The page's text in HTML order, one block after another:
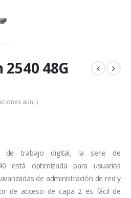
48G
aún. )
de trabajo digital, la serie de
está optimizada para usuarios
de administración de red y
de acceso de capa 2 es fácil de